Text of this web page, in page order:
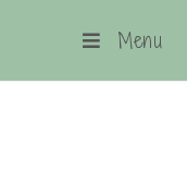
Menu